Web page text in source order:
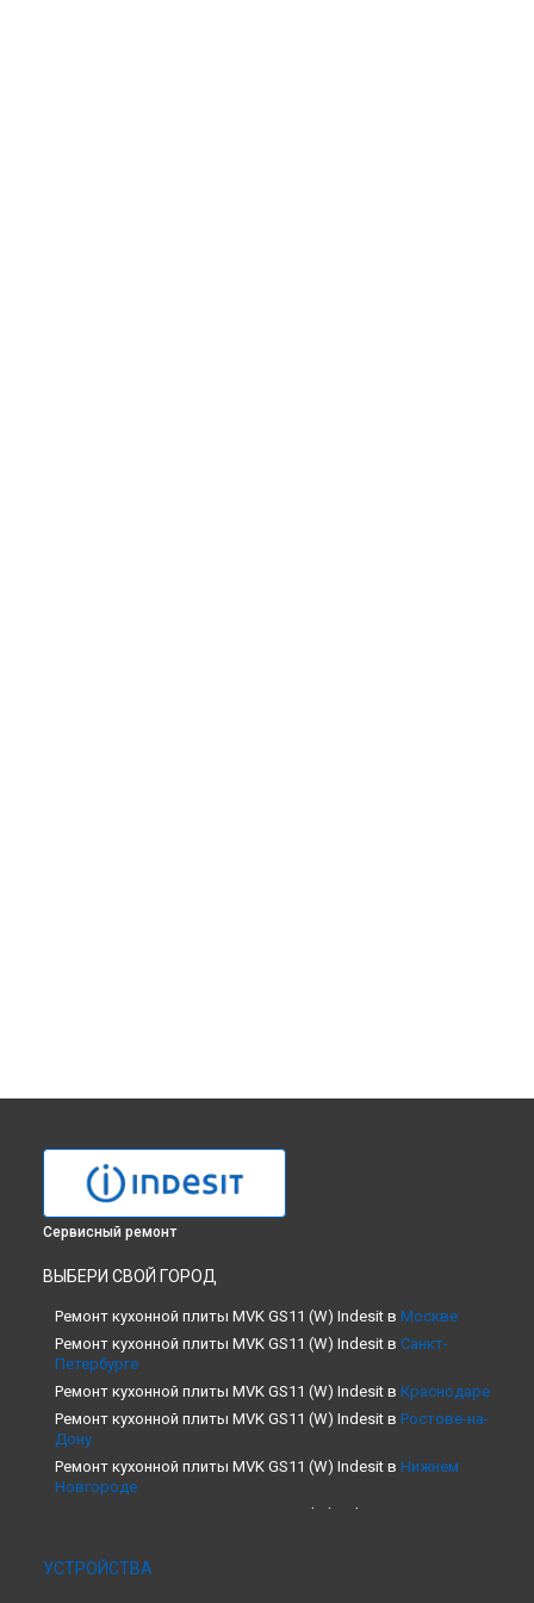
Сервисный ремонт
ВЫБЕРИ СВОЙ ГОРОД
Ремонт кухонной плиты MVK GS11 (W) Indesit в Москве
Ремонт кухонной плиты MVK GS11 (W) Indesit в Санкт-
Петербурге
Ремонт кухонной плиты MVK GS11 (W) Indesit в Краснодаре
Ремонт кухонной плиты MVK GS11 (W) Indesit в Ростове-на-
Дону
Ремонт кухонной плиты MVK GS11 (W) Indesit в Нижнем
Новгороде
Ремонт кухонной плиты MVK GS11 (W) Indesit в
Ремонт кухонной плиты MVK GS11 (W) Indesit в
УСТРОЙСТВА